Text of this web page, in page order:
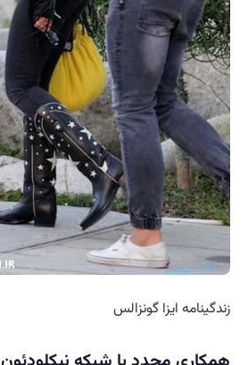
زندگینامه ایزا گونزالس